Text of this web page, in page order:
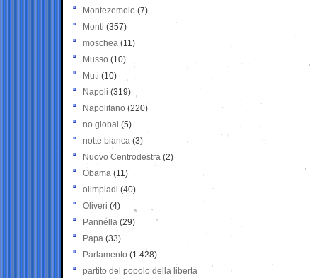
Montezemolo (7)
Monti (357)
moschea (11)
Musso (10)
Muti (10)
Napoli (319)
Napolitano (220)
no global (5)
notte bianca (3)
Nuovo Centrodestra (2)
Obama (11)
olimpiadi (40)
Oliveri (4)
Pannella (29)
Papa (33)
Parlamento (1.428)
partito del popolo della libertà